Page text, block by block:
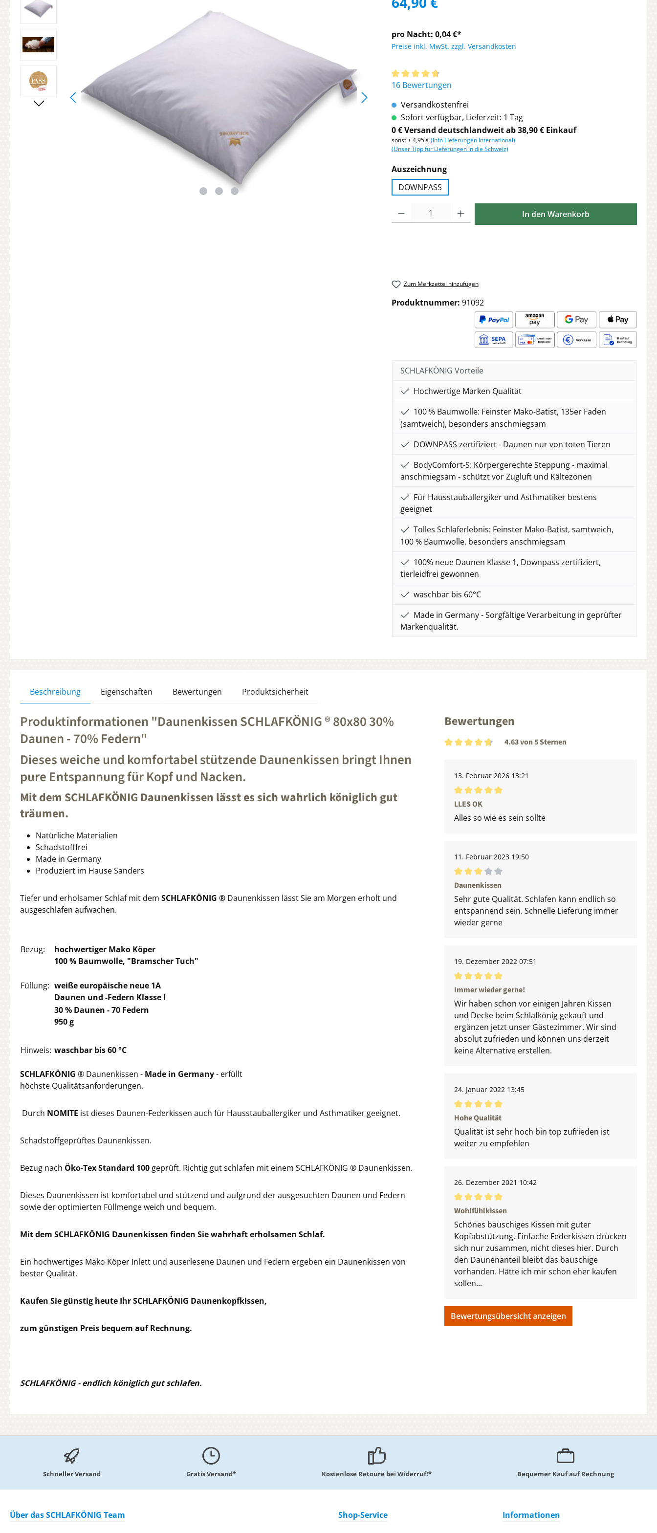
pro Nacht: 0,04 €*
Preise inkl. MwSt. zzgl. Versandkosten
Durchschnittliche Bewertung von 4.63 von 5 Sternen
16 Bewertungen
Versandkostenfrei
Sofort verfügbar, Lieferzeit: 1 Tag
0 € Versand deutschlandweit ab 38,90 € Einkauf
sonst + 4,95 €(Info Lieferungen International)
(Unser Tipp für Lieferungen in die Schweiz)
Auszeichnungauswählen
DOWNPASS
Produkt Anzahl: Gib den gewünschten Wert ein oder benutze die
In den Warenkorb
Zum Merkzettel hinzufügen
Produktnummer: 91092
SCHLAFKÖNIG Vorteile
Hochwertige Marken Qualität
100 % Baumwolle: Feinster Mako-Batist, 135er Faden
(samtweich), besonders anschmiegsam
DOWNPASS zertifiziert - Daunen nur von toten Tieren
BodyComfort-S: Körpergerechte Steppung - maximal
anschmiegsam - schützt vor Zugluft und Kältezonen
Für Hausstauballergiker und Asthmatiker bestens
geeignet
Tolles Schlaferlebnis: Feinster Mako-Batist, samtweich,
100 % Baumwolle, besonders anschmiegsam
100% neue Daunen Klasse 1, Downpass zertifiziert,
tierleidfrei gewonnen
waschbar bis 60°C
Made in Germany - Sorgfältige Verarbeitung in geprüfter
Markenqualität.
Beschreibung Eigenschaften Bewertungen Produktsicherheit
Produktinformationen "Daunenkissen SCHLAFKÖNIG ® 80x80 30%
Daunen - 70% Federn"
Dieses weiche und komfortabel stützende Daunenkissen bringt Ihnen
pure Entspannung für Kopf und Nacken.
Mit dem SCHLAFKÖNIG Daunenkissen lässt es sich wahrlich königlich gut
träumen.
Natürliche Materialien
Schadstofffrei
Made in Germany
Produziert im Hause Sanders
Tiefer und erholsamer Schlaf mit dem SCHLAFKÖNIG ® Daunenkissen lässt Sie am Morgen erholt und
ausgeschlafen aufwachen.
Bezug:
hochwertiger Mako Köper
100 % Baumwolle, "Bramscher Tuch"
Füllung: weiße europäische neue 1A
Daunen und -Federn Klasse I
30 % Daunen -70 Federn
950 g
Hinweis: waschbar bis 60 °C
SCHLAFKÖNIG ® Daunenkissen - Made in Germany- erfüllt
höchste Qualitätsanforderungen.
Durch NOMITE ist dieses Daunen-Federkissen auch für Hausstauballergiker und Asthmatiker geeignet.
Schadstoffgeprüftes Daunenkissen.
Bezug nach Öko-Tex Standard 100geprüft. Richtig gut schlafen mit einem SCHLAFKÖNIG ® Daunenkissen.
Dieses Daunenkissen ist komfortabel und stützend und aufgrund der ausgesuchten Daunen und Federn
sowie der optimierten Füllmenge weich und bequem.
Mit dem SCHLAFKÖNIG Daunenkissen finden Sie wahrhaft erholsamen Schlaf.
Ein hochwertiges Mako Köper Inlett und auserlesene Daunen und Federn ergeben ein Daunenkissen von
bester Qualität.
Kaufen Sie günstig heute Ihr SCHLAFKÖNIG Daunenkopfkissen,
zum günstigen Preis bequem auf Rechnung.
SCHLAFKÖNIG - endlich königlich gut schlafen.
Bewertungen
4.63 von 5 Sternen
13. Februar 2026 13:21
Durchschnittliche Bewertung von 5 von 5 Sternen
LLES OK
Alles so wie es sein sollte
11. Februar 2023 19:50
Durchschnittliche Bewertung von 3 von 5 Sternen
Daunenkissen
Sehr gute Qualität. Schlafen kann endlich so
entspannend sein. Schnelle Lieferung immer
wieder gerne
19. Dezember 2022 07:51
Durchschnittliche Bewertung von 5 von 5 Sternen
Immer wieder gerne!
Wir haben schon vor einigen Jahren Kissen
und Decke beim Schlafkönig gekauft und
ergänzen jetzt unser Gästezimmer. Wir sind
absolut zufrieden und können uns derzeit
keine Alternative erstellen.
24. Januar 2022 13:45
Durchschnittliche Bewertung von 5 von 5 Sternen
Hohe Qualität
Qualität ist sehr hoch bin top zufrieden ist
weiter zu empfehlen
26. Dezember 2021 10:42
Durchschnittliche Bewertung von 5 von 5 Sternen
Wohlfühlkissen
Schönes bauschiges Kissen mit guter
Kopfabstützung. Einfache Federkissen drücken
sich nur zusammen, nicht dieses hier. Durch
den Daunenanteil bleibt das bauschige
vorhanden. Hätte ich mir schon eher kaufen
sollen...
Bewertungsübersicht anzeigen
Schneller Versand Gratis Versand* Kostenlose Retoure bei Widerruf!* Bequemer Kauf auf Rechnung
Über das SCHLAFKÖNIG Team Shop-Service Informationen